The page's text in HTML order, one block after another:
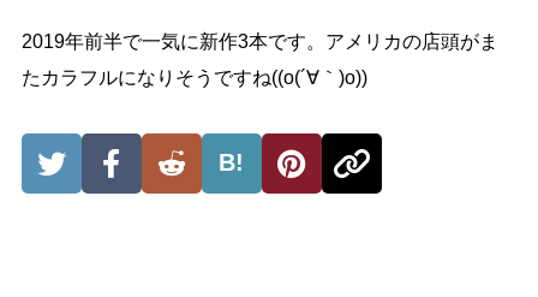
2019年前半で一気に新作3本です。アメリカの店頭がま
たカラフルになりそうですね((o(´∀｀)o))
B!